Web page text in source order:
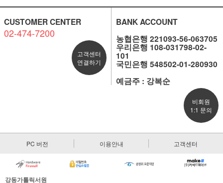
CUSTOMER CENTER
02-474-7200
고객센터
연결하기
BANK ACCOUNT
농협은행 221093-56-063705
우리은행 108-031798-02-
101
국민은행 548502-01-280930
예금주 : 강복순
비회원
1:1 문의
PC 버전 이용안내 고객센터
강동가톨릭서원